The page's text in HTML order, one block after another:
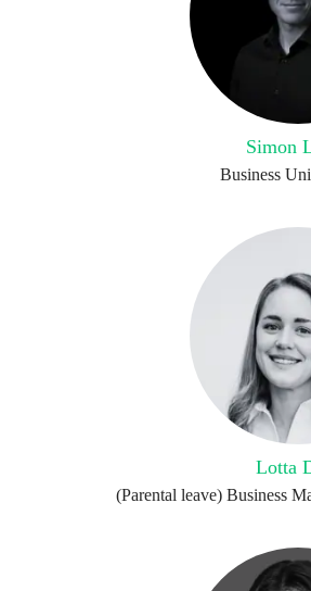
Simon
Business
Lotta
(Parental leave) Business